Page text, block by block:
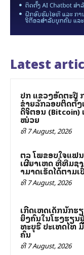
Latest
ປກສ ແຂວງອັດຕະປື
ຂ່າຍລັກລອບຕິດຕັ້ງ
ດິຈິຕອນ (Bitcoin)
ໝ່ວຍ
ທີ 7 August, 2026
ສຕລ ໂພສຂອບໃຈແ
ເຜີຍສາເຫດ ທີ່ທີມຊ
ສາມາດເຮັດໄດ້ຕາມ
ທີ 7 August, 2026
ເກີດເຫດເດັກນັກຮ
ຍິງຄົນໃນໂຮງຮຽນ
ທະບຸຣີ ປະເທດໄທ ມີ
ຄົນ
ທີ 7 August, 2026